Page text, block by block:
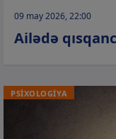
09 may 2026, 22:00
Ailədə
PSİXOLOGİYA